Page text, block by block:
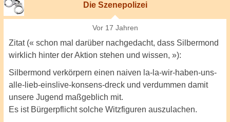
Die Szenepolizei
Vor 17 Jahren
Zitat (« schon mal darüber nachgedacht, dass Silbermond
wirklich hinter der Aktion stehen und wissen, »):
Silbermond verkörpern einen naiven la-la-wir-haben-uns-
alle-lieb-einslive-konsens-dreck und verdummen damit
unsere Jugend maßgeblich mit.
Es ist Bürgerpflicht solche Witzfiguren auszulachen.